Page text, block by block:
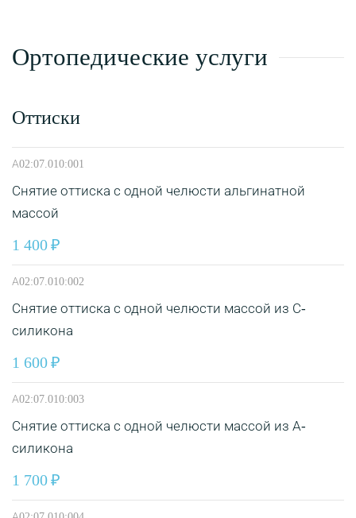
Ортопедические услуги
Оттиски
А02:07.010:001
Снятие оттиска с одной челюсти альгинатной
массой
1 400
А02:07.010:002
Снятие оттиска с одной челюсти массой из С-
силикона
1 600
А02:07.010:003
Снятие оттиска с одной челюсти массой из А-
силикона
1 700